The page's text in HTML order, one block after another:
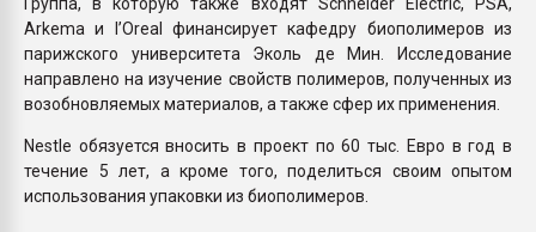
Arkema и l’Oreal финансирует кафедру биополимеров из
парижского университета Эколь де Мин. Исследование
направлено на изучение свойств полимеров, полученных из
возобновляемых материалов, а также сфер их применения.
Nestle обязуется вносить в проект по 60 тыс. Евро в год в
течение 5 лет, а кроме того, поделиться своим опытом
использования упаковки из биополимеров.